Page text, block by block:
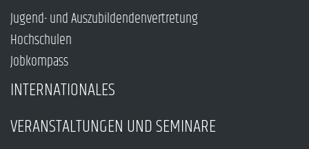
Jugend- und Auszubildendenvertretung
Hochschulen
Jobkompass
INTERNATIONALES
VERANSTALTUNGEN UND SEMINARE